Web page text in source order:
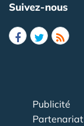
Suivez-nous
Publicité
Partenariat